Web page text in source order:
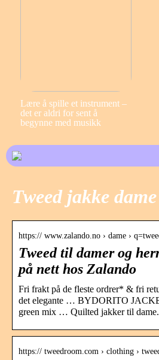
Lære å spille et instrument –
det er aldri for sent å
begynne med musikk
Tweed jakke dame
https:// www.zalando.no › dame ›
Tweed til damer og
på nett hos Zalando
Fri frakt på de fleste ordrer* & fri
det elegante … BYDORITO
green mix … Quilted jakker til dame.
https:// tweedroom.com › clothing ›